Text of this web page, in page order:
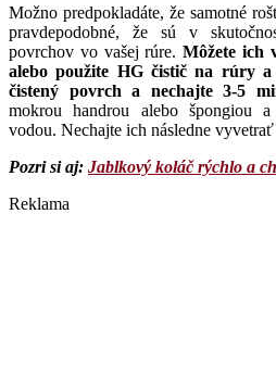
Možno predpokladáte, že samotné
pravdepodobné, že sú v
povrchov vo vašej rúre. Môžete ich
alebo použite HG čistič na rúry
čistený povrch a nechajte 3-5
mokrou handrou alebo špongiou
vodou. Nechajte ich následne
Pozri si aj: Jablkový koláč rýchlo a
Reklama